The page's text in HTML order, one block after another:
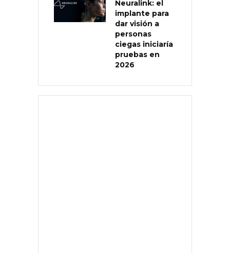
Neuralink: el
implante para
dar visión a
personas
ciegas iniciaría
pruebas en
2026